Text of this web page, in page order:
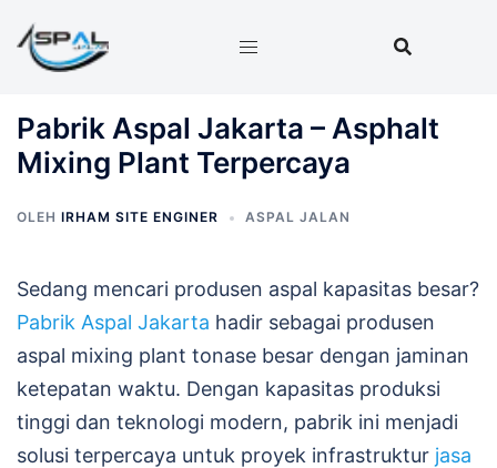
ke
Pabrik Aspal Jakarta – Asphalt
Mixing Plant Terpercaya
OLEH IRHAM SITE ENGINER ASPAL JALAN
Sedang mencari produsen aspal kapasitas besar?
Pabrik Aspal Jakarta hadir sebagai produsen
aspal mixing plant tonase besar dengan jaminan
ketepatan waktu. Dengan kapasitas produksi
tinggi dan teknologi modern, pabrik ini menjadi
solusi terpercaya untuk proyek infrastruktur jasa